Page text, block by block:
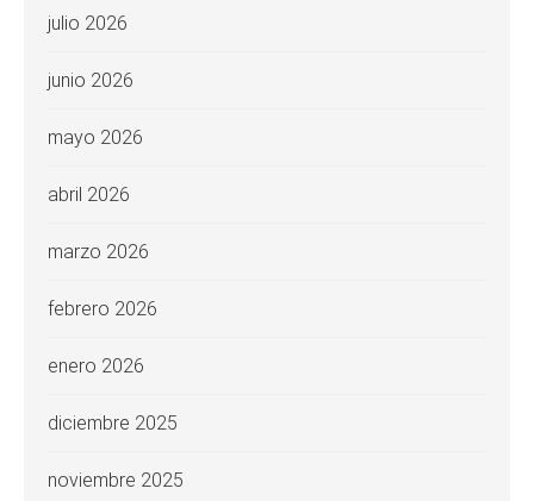
julio 2026
junio 2026
mayo 2026
abril 2026
marzo 2026
febrero 2026
enero 2026
diciembre 2025
noviembre 2025